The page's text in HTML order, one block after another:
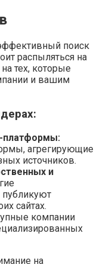
поиск
распыляться на
тех, которые
и вашим
платформы:
агрегирующие
источников.
и
публикуют
сайтах.
компании
на